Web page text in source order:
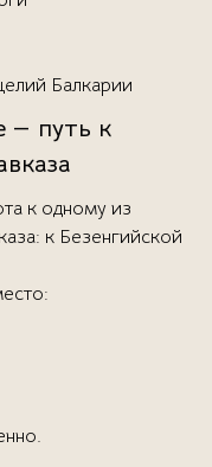
Балкарии
— путь к
к одному из
к Безенгийской